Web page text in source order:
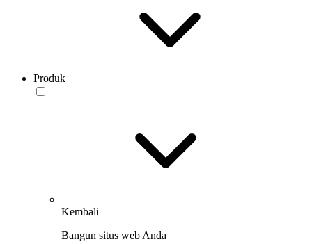
Produk
Kembali
Bangun situs web Anda